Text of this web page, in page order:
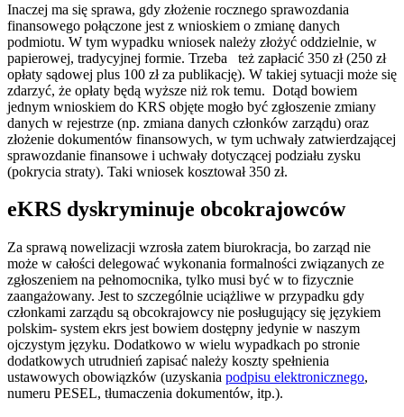
Inaczej ma się sprawa, gdy złożenie rocznego sprawozdania
finansowego połączone jest z wnioskiem o zmianę danych
podmiotu. W tym wypadku wniosek należy złożyć oddzielnie, w
papierowej, tradycyjnej formie. Trzeba też zapłacić 350 zł (250 zł
opłaty sądowej plus 100 zł za publikację). W takiej sytuacji może się
zdarzyć, że opłaty będą wyższe niż rok temu. Dotąd bowiem
jednym wnioskiem do KRS objęte mogło być zgłoszenie zmiany
danych w rejestrze (np. zmiana danych członków zarządu) oraz
złożenie dokumentów finansowych, w tym uchwały zatwierdzającej
sprawozdanie finansowe i uchwały dotyczącej podziału zysku
(pokrycia straty). Taki wniosek kosztował 350 zł.
eKRS dyskryminuje obcokrajowców
Za sprawą nowelizacji wzrosła zatem biurokracja, bo zarząd nie
może w całości delegować wykonania formalności związanych ze
zgłoszeniem na pełnomocnika, tylko musi być w to fizycznie
zaangażowany. Jest to szczególnie uciążliwe w przypadku gdy
członkami zarządu są obcokrajowcy nie posługujący się językiem
polskim- system ekrs jest bowiem dostępny jedynie w naszym
ojczystym języku. Dodatkowo w wielu wypadkach po stronie
dodatkowych utrudnień zapisać należy koszty spełnienia
ustawowych obowiązków (uzyskania podpisu elektronicznego,
numeru PESEL, tłumaczenia dokumentów, itp.).